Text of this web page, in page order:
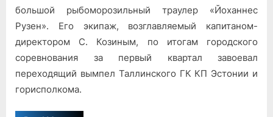
большой рыбоморозильный траулер «Йоханнес
Рузен». Его экипаж, возглавляемый капитаном-
директором С. Козиным, по итогам городского
соревнования за первый квартал завоевал
переходящий вымпел Таллинского ГК КП Эстонии и
горисполкома.